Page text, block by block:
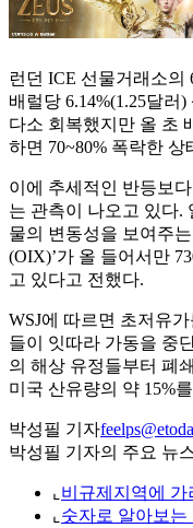
런던 ICE 선물거래소의
배럴당 6.14%(1.25달러
다소 회복했지만 올 초
하면 70~80% 폭락한 상
이에 추세적인 반등보
는 관측이 나오고 있다.
물의 변동성을 보여주
(OIX)’가 올 들어서만
고 있다고 전했다.
WSJ에 따르면 초저유
들이 잇따라 가동을 중
의 해상 유정들부터 폐
미국 산유량의 약 15%
박성필 기자
박성필 기자의 주요 뉴
⌞ 비규제지역에
⌞ 숫자로 알아보는